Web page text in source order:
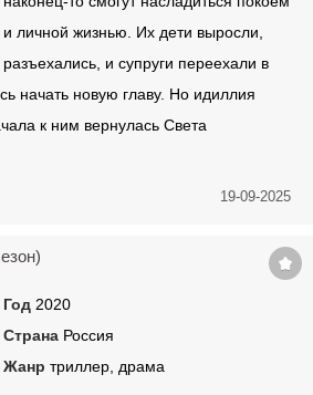
и личной жизнью. Их дети выросли,
разъехались, и супруги переехали в
начать новую главу. Но идиллия
к ним вернулась Света
19-09-2025
Год 2020
Страна Россия
Жанр триллер, драма